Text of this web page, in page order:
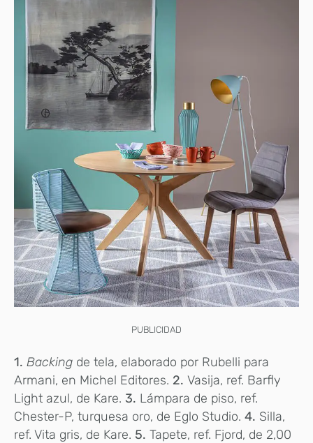
PUBLICIDAD
1. Backing de tela, elaborado por Rubelli para
Armani, en Michel Editores. 2. Vasija, ref. Barfly
Light azul, de Kare. 3. Lámpara de piso, ref.
Chester-P, turquesa oro, de Eglo Studio. 4. Silla,
ref. Vita gris, de Kare. 5. Tapete, ref. Fjord, de 2,00